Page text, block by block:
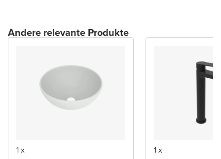
Andere relevante Produkte
1 x
1 x